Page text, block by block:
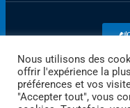
Nous utilisons des
offrir l'expérience la
préférences et vos
"Accepter tout", vous